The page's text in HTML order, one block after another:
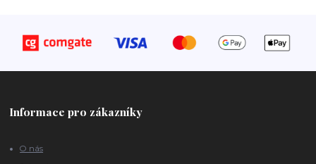
Informace pro zákazníky
O nás